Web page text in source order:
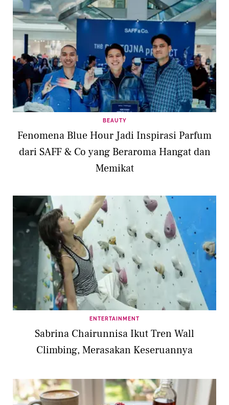
BEAUTY
Fenomena Blue Hour Jadi Inspirasi Parfum
dari SAFF & Co yang Beraroma Hangat dan
Memikat
ENTERTAINMENT
Sabrina Chairunnisa Ikut Tren Wall
Climbing, Merasakan Keseruannya